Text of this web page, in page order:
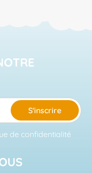
S'inscrire
de confidentialité